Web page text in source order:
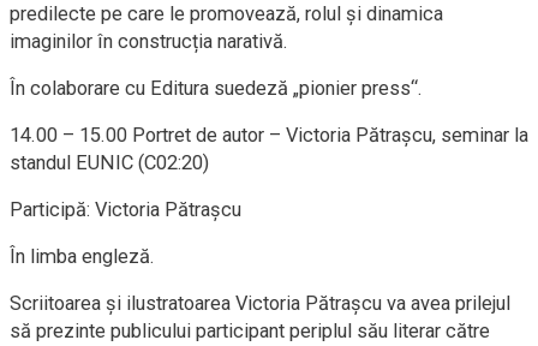
predilecte pe care le promovează, rolul și dinamica
imaginilor în construcția narativă.
În colaborare cu Editura suedeză „pionier press“.
14.00 – 15.00 Portret de autor – Victoria Pătrașcu, seminar la
standul EUNIC (C02:20)
Participă: Victoria Pătrașcu
În limba engleză.
Scriitoarea și ilustratoarea Victoria Pătrașcu va avea prilejul
să prezinte publicului participant periplul său literar către